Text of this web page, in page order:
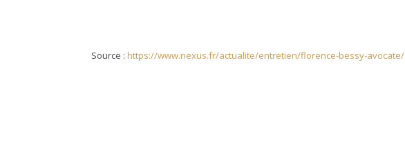
Source : https://www.nexus.fr/actualite/entretien/florence-bessy-avocate/